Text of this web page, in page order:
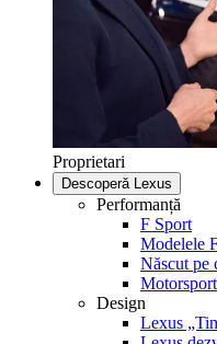
Proprietari
Descoperă Lexus
Performanță
F Sport
Modelele
Născut pe
Motorsport
Design
Lexus